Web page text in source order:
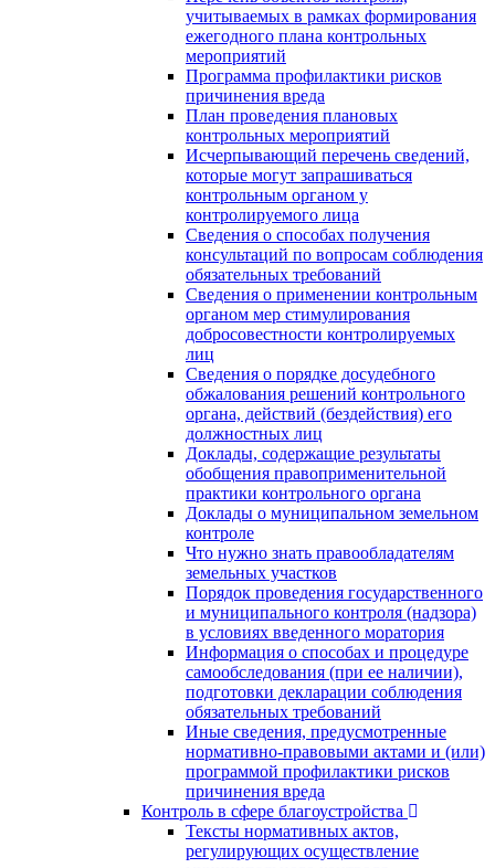
учитываемых в рамках формирования
ежегодного плана контрольных
мероприятий
Программа профилактики рисков
причинения вреда
План проведения плановых
контрольных мероприятий
Исчерпывающий перечень сведений,
которые могут запрашиваться
контрольным органом у
контролируемого лица
Сведения о способах получения
консультаций по вопросам соблюдения
обязательных требований
Сведения о применении контрольным
органом мер стимулирования
добросовестности контролируемых
лиц
Сведения о порядке досудебного
обжалования решений контрольного
органа, действий (бездействия) его
должностных лиц
Доклады, содержащие результаты
обобщения правоприменительной
практики контрольного органа
Доклады о муниципальном земельном
контроле
Что нужно знать правообладателям
земельных участков
Порядок проведения государственного
и муниципального контроля (надзора)
в условиях введенного моратория
Информация о способах и процедуре
самообследования (при ее наличии),
подготовки декларации соблюдения
обязательных требований
Иные сведения, предусмотренные
нормативно-правовыми актами и (или)
программой профилактики рисков
причинения вреда
Контроль в сфере благоустройства
Тексты нормативных актов,
регулирующих осуществление